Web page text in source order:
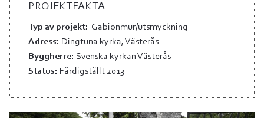
PROJEKTFAKTA
Typ av projekt: Gabionmur/utsmyckning
Adress: Dingtuna kyrka, Västerås
Byggherre: Svenska kyrkan Västerås
Status: Färdigställt 2013